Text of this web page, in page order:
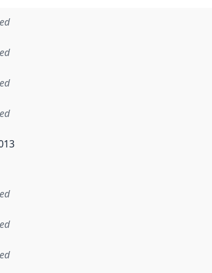
dataset was first released. It may have